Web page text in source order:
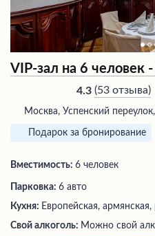
VIP-зал на 6 человек
4.3 (53 отзыва)
Москва, Успенский
Подарок за бронирование
Вместимость: 6 человек
Парковка: 6 авто
Кухня: Европейская, армянская,
Свой алкоголь: Можно свой